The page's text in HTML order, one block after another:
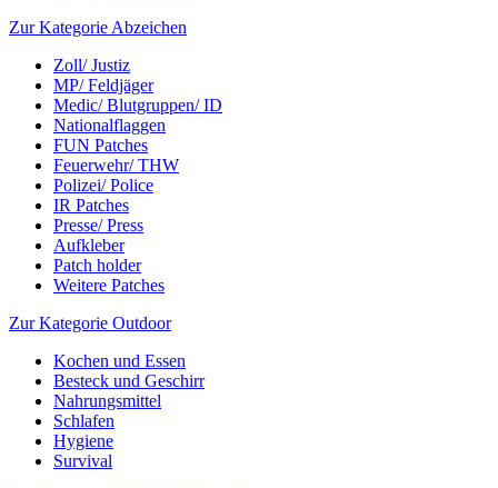
Zur Kategorie Abzeichen
Zoll/ Justiz
MP/ Feldjäger
Medic/ Blutgruppen/ ID
Nationalflaggen
FUN Patches
Feuerwehr/ THW
Polizei/ Police
IR Patches
Presse/ Press
Aufkleber
Patch holder
Weitere Patches
Zur Kategorie Outdoor
Kochen und Essen
Besteck und Geschirr
Nahrungsmittel
Schlafen
Hygiene
Survival